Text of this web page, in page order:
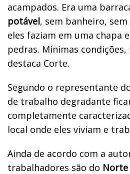
acampados. Era uma
potável, sem banheiro,
eles faziam em uma chapa
pedras. Mínimas condições,
destaca Corte.
Segundo o representante
de trabalho degradante
completamente
local onde eles viviam e
Ainda de acordo com a
trabalhadores são do